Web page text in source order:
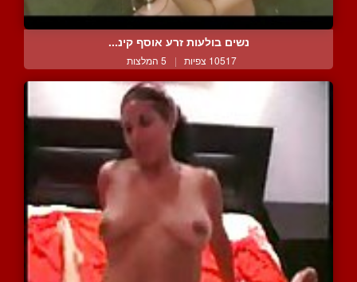
נשים בולעות זרע אוסף קינ...
10517 צפיות | 5 המלצות